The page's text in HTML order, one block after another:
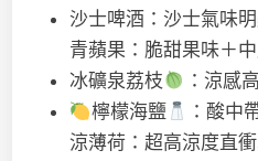
沙士啤酒：沙士氣味
青蘋果：脆甜果味＋
冰礦泉荔枝
：涼感
檸檬海鹽
：酸中
涼薄荷：超高涼度直